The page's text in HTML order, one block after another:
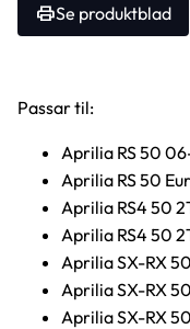
Se produktblad
Passar til:
Aprilia RS 50
Aprilia RS 50
Aprilia RS4 50
Aprilia RS4 50
Aprilia SX-RX
Aprilia SX-RX
Aprilia SX-RX